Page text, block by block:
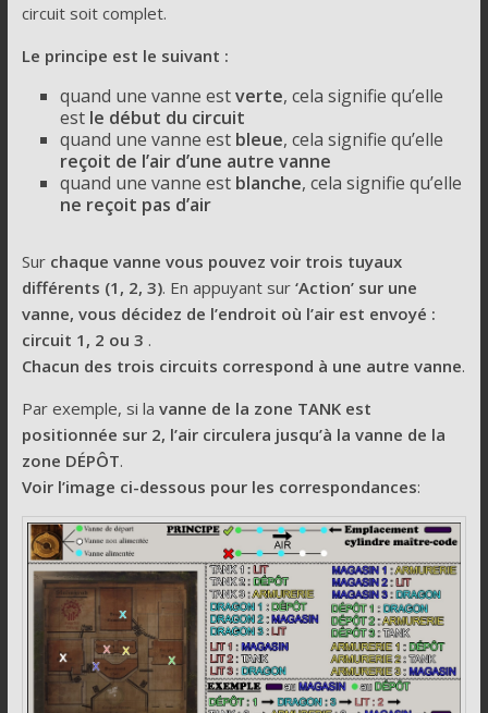
circuit soit complet.
Le principe est le suivant :
quand une vanne estverte, cela signifie qu’elle
est le début du circuit
quand une vanne estbleue, cela signifie qu’elle
reçoit de l’air d’une autre vanne
quand une vanne est blanche, cela signifie qu’elle
ne reçoit pas d’air
Sur chaque vanne vous pouvez voir trois tuyaux
différents (1, 2, 3). En appuyant sur‘Action’ sur une
vanne, vous décidez de l’endroit où l’air est envoyé :
circuit 1, 2 ou 3 .
Chacun des trois circuits correspond à une autre vanne.
Par exemple, si la vanne de la zone TANK est
positionnée sur 2, l’air circulera jusqu’à la vanne de la
zone DÉPÔT.
Voir l’image ci-dessous pour les correspondances: